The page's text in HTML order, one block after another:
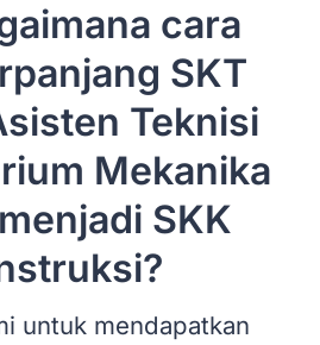
cara
SKT
Teknisi
Mekanika
SKK
untuk mendapatkan